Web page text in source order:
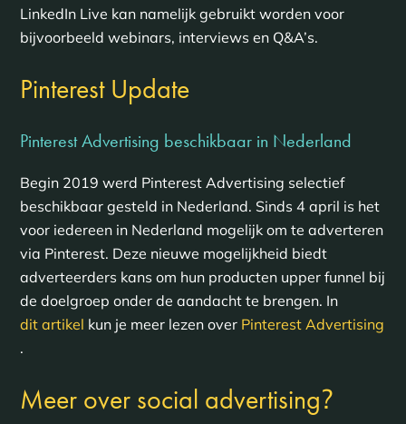
LinkedIn Live kan namelijk gebruikt worden voor
bijvoorbeeld webinars, interviews en Q&A’s.
Pinterest Update
Pinterest Advertising beschikbaar in Nederland
Begin 2019 werd Pinterest Advertising selectief
beschikbaar gesteld in Nederland. Sinds 4 april is het
voor iedereen in Nederland mogelijk om te adverteren
via Pinterest. Deze nieuwe mogelijkheid biedt
adverteerders kans om hun producten upper funnel bij
de doelgroep onder de aandacht te brengen. In
dit artikel kun je meer lezen over Pinterest Advertising
.
Meer over social advertising?